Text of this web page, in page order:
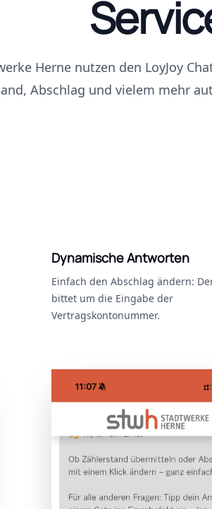
Herne nutzen den LoyJoy
Abschlag und vielem mehr
Dynamische Antworten
Einfach den Abschlag ändern:
bittet um die Eingabe der
Vertragskontonummer.